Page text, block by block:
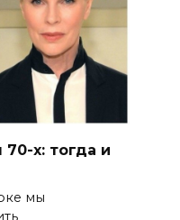
х: тогда и
мы